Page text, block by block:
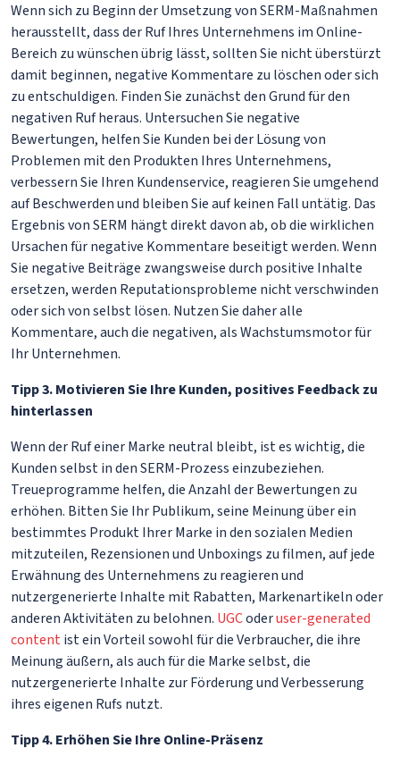
Wenn sich zu Beginn der Umsetzung von SERM-Maßnahmen
herausstellt, dass der Ruf Ihres Unternehmens im Online-
Bereich zu wünschen übrig lässt, sollten Sie nicht überstürzt
damit beginnen, negative Kommentare zu löschen oder sich
zu entschuldigen. Finden Sie zunächst den Grund für den
negativen Ruf heraus. Untersuchen Sie negative
Bewertungen, helfen Sie Kunden bei der Lösung von
Problemen mit den Produkten Ihres Unternehmens,
verbessern Sie Ihren Kundenservice, reagieren Sie umgehend
auf Beschwerden und bleiben Sie auf keinen Fall untätig. Das
Ergebnis von SERM hängt direkt davon ab, ob die wirklichen
Ursachen für negative Kommentare beseitigt werden. Wenn
Sie negative Beiträge zwangsweise durch positive Inhalte
ersetzen, werden Reputationsprobleme nicht verschwinden
oder sich von selbst lösen. Nutzen Sie daher alle
Kommentare, auch die negativen, als Wachstumsmotor für
Ihr Unternehmen.
Tipp 3. Motivieren Sie Ihre Kunden, positives Feedback zu
hinterlassen
Wenn der Ruf einer Marke neutral bleibt, ist es wichtig, die
Kunden selbst in den SERM-Prozess einzubeziehen.
Treueprogramme helfen, die Anzahl der Bewertungen zu
erhöhen. Bitten Sie Ihr Publikum, seine Meinung über ein
bestimmtes Produkt Ihrer Marke in den sozialen Medien
mitzuteilen, Rezensionen und Unboxings zu filmen, auf jede
Erwähnung des Unternehmens zu reagieren und
nutzergenerierte Inhalte mit Rabatten, Markenartikeln oder
anderen Aktivitäten zu belohnen. UGCoderuser-generated
content ist ein Vorteil sowohl für die Verbraucher, die ihre
Meinung äußern, als auch für die Marke selbst, die
nutzergenerierte Inhalte zur Förderung und Verbesserung
ihres eigenen Rufs nutzt.
Tipp 4. Erhöhen Sie Ihre Online-Präsenz